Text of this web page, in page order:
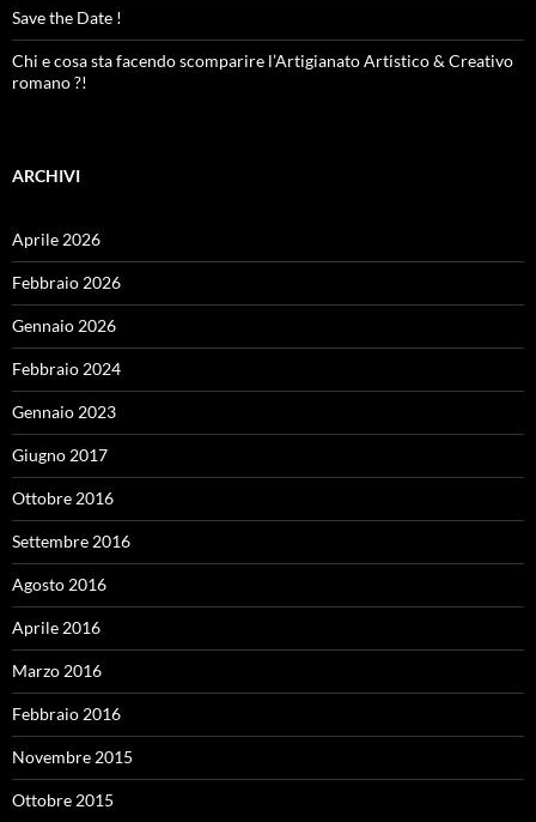
Save the Date !
Chi e cosa sta facendo scomparire l’Artigianato Artistico & Creativo
romano ?!
ARCHIVI
Aprile 2026
Febbraio 2026
Gennaio 2026
Febbraio 2024
Gennaio 2023
Giugno 2017
Ottobre 2016
Settembre 2016
Agosto 2016
Aprile 2016
Marzo 2016
Febbraio 2016
Novembre 2015
Ottobre 2015